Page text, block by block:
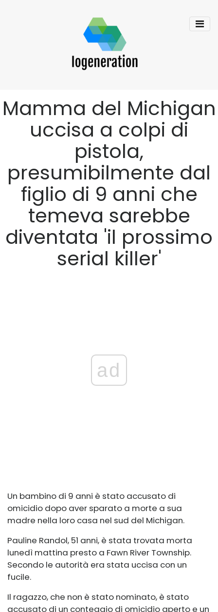
Mamma del Michigan
uccisa a colpi di
pistola,
presumibilmente dal
figlio di 9 anni che
temeva sarebbe
diventata 'il prossimo
serial killer'
ad
Un bambino di 9 anni è stato accusato di
omicidio dopo aver sparato a morte a sua
madre nella loro casa nel sud del Michigan.
Pauline Randol, 51 anni, è stata trovata morta
lunedì mattina presto a Fawn River Township.
Secondo le autorità era stata uccisa con un
fucile.
Il ragazzo, che non è stato nominato, è stato
accusato di un conteggio di omicidio aperto e un